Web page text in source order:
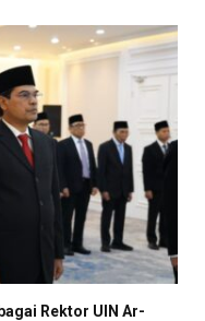
Rektor UIN Ar-